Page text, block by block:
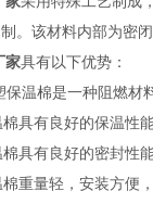
。该材料内部为密
家具有以下优势：
保温棉是一种阻燃
具有良好的保温性
具有良好的密封性
重量轻，安装方便